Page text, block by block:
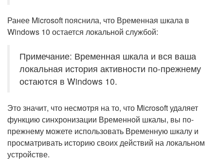
Ранее Microsoft пояснила, что Временная шкала в
Windows 10 остается локальной службой:
Примечание: Временная шкала и вся ваша
локальная история активности по-прежнему
остаются в Windows 10.
Это значит, что несмотря на то, что Microsoft удаляет
функцию синхронизации Временной шкалы, вы по-
прежнему можете использовать Временную шкалу и
просматривать историю своих действий на локальном
устройстве.